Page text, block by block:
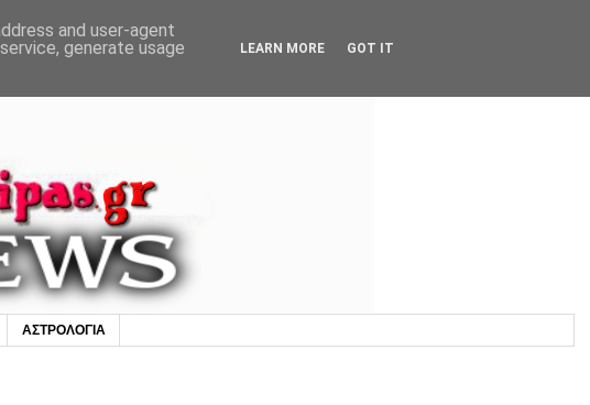
ΑΣΤΡΟΛΟΓΙΑ
and user-agent
generate usage
LEARN MORE GOT IT